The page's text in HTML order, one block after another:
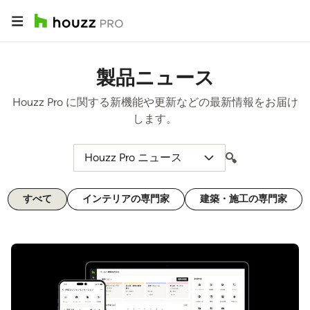
製品ニュース
Houzz Pro に関する新機能や更新などの最新情報をお届け
します。
Houzz Pro ニュース
すべて インテリアの専門家 建築・施工の専門家